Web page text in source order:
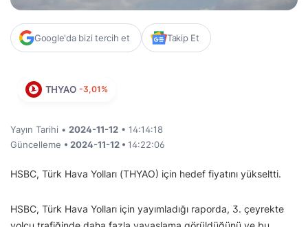
Google'da bizi tercih et Takip Et
THYAO -3,01%
Yayın Tarihi • 2024-11-12 • 14:14:18
Güncelleme • 2024-11-12 • 14:22:06
HSBC, Türk Hava Yolları (THYAO) için hedef fiyatını yükseltti.
HSBC, Türk Hava Yolları için yayımladığı raporda, 3. çeyrekte